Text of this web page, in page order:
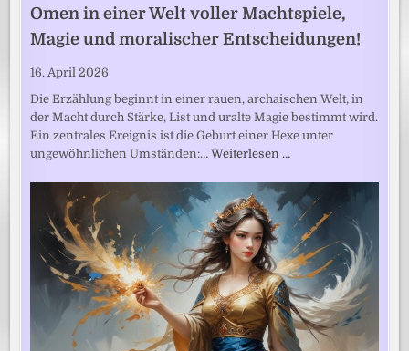
Omen in einer Welt voller Machtspiele,
Magie und moralischer Entscheidungen!
16. April 2026
Die Erzählung beginnt in einer rauen, archaischen Welt, in
der Macht durch Stärke, List und uralte Magie bestimmt wird.
Ein zentrales Ereignis ist die Geburt einer Hexe unter
ungewöhnlichen Umständen:…Weiterlesen …